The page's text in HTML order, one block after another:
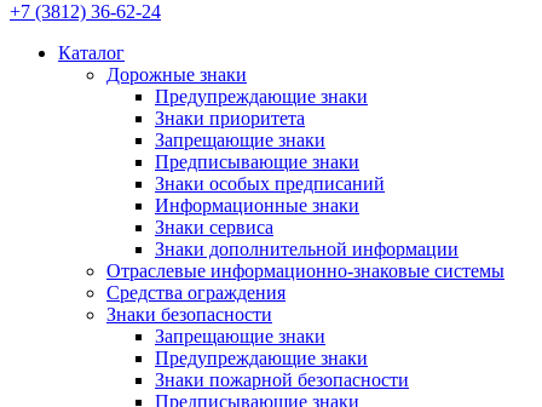
+7 (3812) 36-62-24
Каталог
Дорожные знаки
Предупреждающие знаки
Знаки приоритета
Запрещающие знаки
Предписывающие знаки
Знаки особых предписаний
Информационные знаки
Знаки сервиса
Знаки дополнительной информации
Отраслевые информационно-знаковые системы
Средства ограждения
Знаки безопасности
Запрещающие знаки
Предупреждающие знаки
Знаки пожарной безопасности
Предписывающие знаки